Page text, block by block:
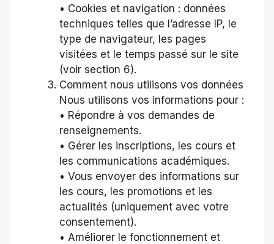
• Cookies et navigation : données
techniques telles que l’adresse IP, le
type de navigateur, les pages
visitées et le temps passé sur le site
(voir section 6).
Comment nous utilisons vos données
Nous utilisons vos informations pour :
• Répondre à vos demandes de
renseignements.
• Gérer les inscriptions, les cours et
les communications académiques.
• Vous envoyer des informations sur
les cours, les promotions et les
actualités (uniquement avec votre
consentement).
• Améliorer le fonctionnement et